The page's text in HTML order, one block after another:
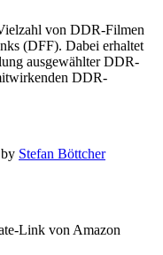
von DDR-Filmen
(DFF). Dabei erhaltet
ausgewählter DDR-
DDR-
Stefan Böttcher
Link von Amazon